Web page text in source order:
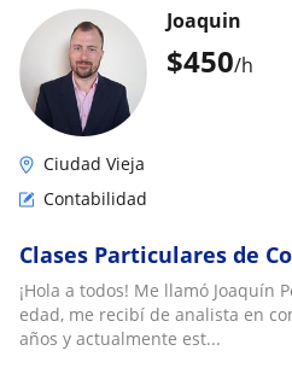
$450/h
Joaquin
Ciudad Vieja
Contabilidad
Clases Particulares de
¡Hola a todos! Me llamó Joaquín
edad, me recibí de analista en
años y actualmente est...